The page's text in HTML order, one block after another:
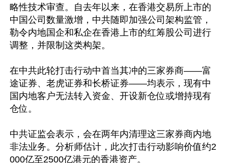
略性技术审查。自去年以来，在香港交易所上市的
中国公司数量激增，中共随即加强公司架构监管，
勒令内地国企和私企在香港上市的红筹股公司进行
调整，并限制这类构架。
在中共此轮打击行动中首当其冲的三家券商——富
途证券、老虎证券和长桥证券——均表示，现有中
国内地客户无法转入资金、开设新仓位或增持现有
仓位。
中共证监会表示，会在两年内清理这三家券商内地
非法业务。分析师估计，此次打击行动影响价值约2
000亿至2500亿港元的香港资产。